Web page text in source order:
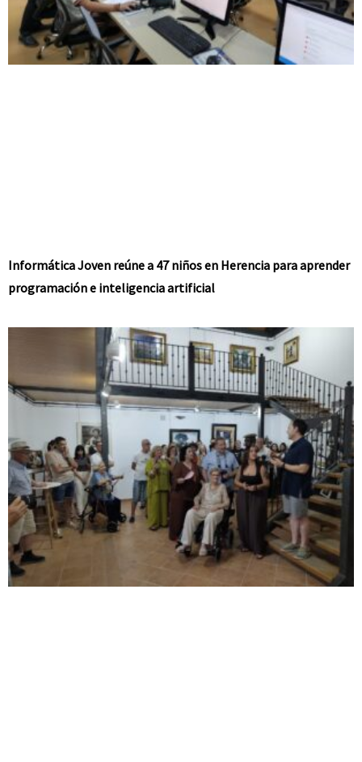
Informática Joven reúne a 47 niños en Herencia para aprender
programación e inteligencia artificial